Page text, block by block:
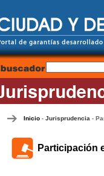
Inicio - Jurisprudencia -
Participación